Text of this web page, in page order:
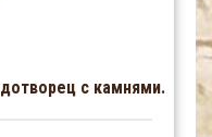
с камнями.